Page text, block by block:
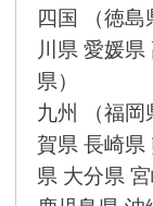
四国 （徳島
川県 愛媛県
県）
九州 （福岡
賀県 長崎県
県 大分県